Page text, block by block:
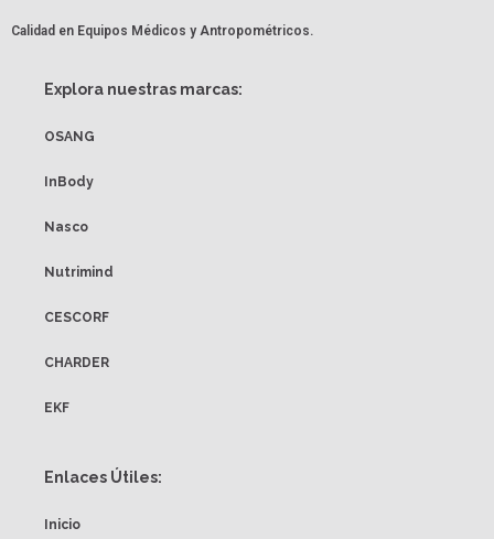
Calidad en Equipos Médicos y Antropométricos.
Explora nuestras marcas:
OSANG
InBody
Nasco
Nutrimind
CESCORF
CHARDER
EKF
Enlaces Útiles:
Inicio